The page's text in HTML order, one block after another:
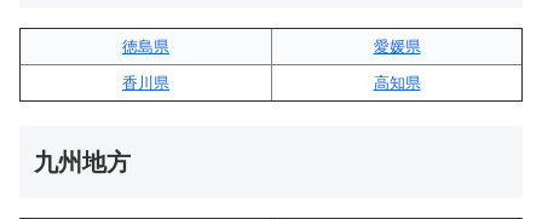
徳島県
愛媛県
香川県
高知県
九州地方